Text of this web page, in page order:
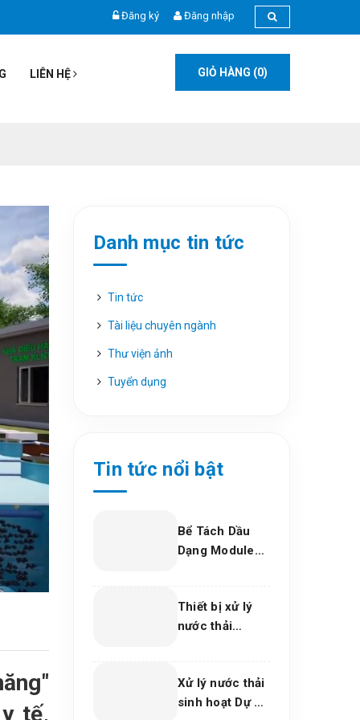
Đăng ký Đăng nhập
LIÊN HỆ GIỎ HÀNG (0)
tế,
Danh mục tin tức
Tin tức
Tài liệu chuyên ngành
Thư viện ảnh
Tuyển dụng
Tin tức nổi bật
Bể Tách Dầu
Dạng Module
Dầu Nước Hiệu
Quả, Bền Vững
Nghiệp
Thiết bị xử lý
nước thải
tâm thẩm mỹ
2026
Xử lý nước thải
sinh hoạt Dự án